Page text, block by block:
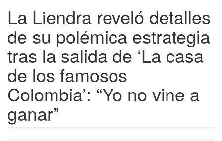
La Liendra reveló detalles
de su polémica estrategia
tras la salida de ‘La casa
de los famosos
Colombia’: “Yo no vine a
ganar”